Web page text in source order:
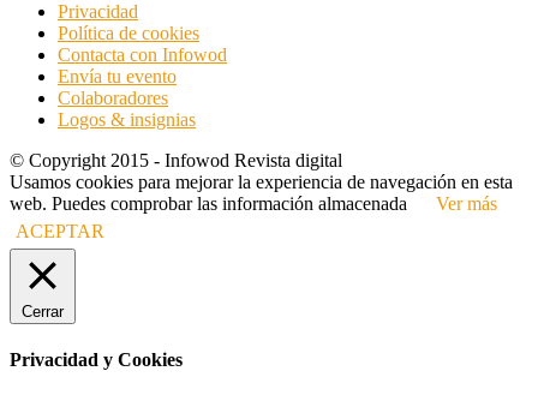
Privacidad
Política de cookies
Contacta con Infowod
Envía tu evento
Colaboradores
Logos & insignias
© Copyright 2015 - Infowod Revista digital
Usamos cookies para mejorar la experiencia de navegación en esta
web. Puedes comprobar las información almacenada
Ver más
ACEPTAR
Cerrar
Privacidad y Cookies